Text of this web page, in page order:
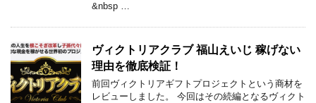
&nbsp …
ヴィクトリアクラブ 福山えいじ 稼げない
理由を徹底検証！
前回ヴィクトリアギフトプロジェクトという商材を
レビューしました。 今回はその続編となるヴィクト